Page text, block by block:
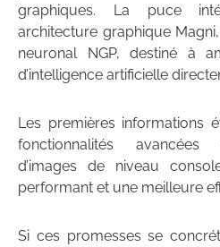
graphiques. La puce
architecture graphique
neuronal NGP, destiné à
d’intelligence artificielle
Les premières informations
fonctionnalités avancées
d’images de niveau
performant et une meilleure
Si ces promesses se